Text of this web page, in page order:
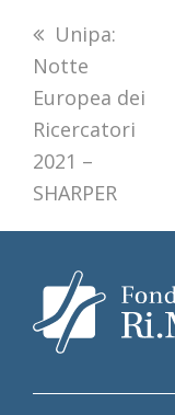
previous
post:
Unipa:
Notte
Europea dei
Ricercatori
2021 –
SHARPER